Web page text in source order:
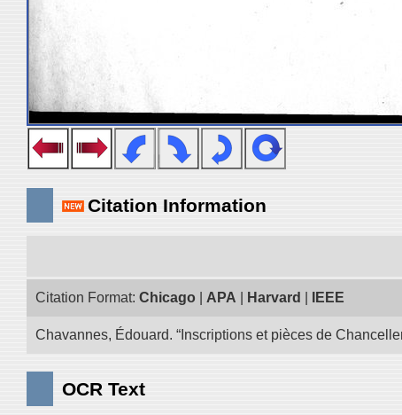
Citation Information
Citation Format: Chicago APA Harvard IEEE
Chavannes, Édouard. “Inscriptions et pièces de
OCR Text